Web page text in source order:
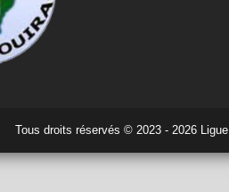
Tous droits réservés © 2023 - 2026